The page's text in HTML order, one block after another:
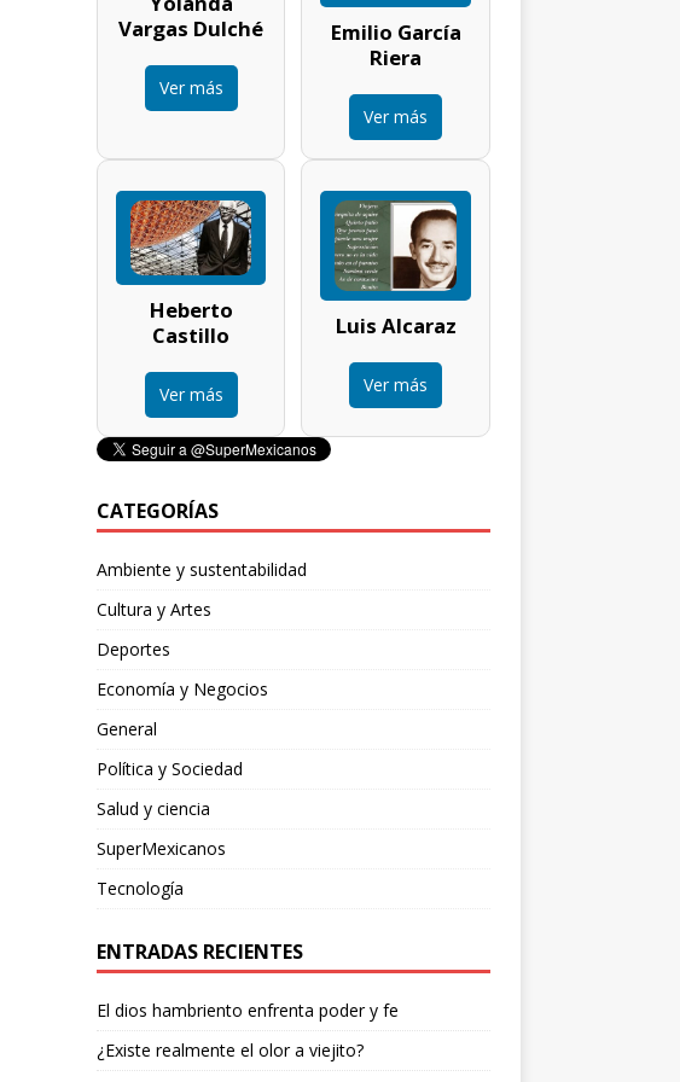
Vargas Dulché
Ver más
Emilio García
Riera
Ver más
Heberto
Castillo
Ver más
Luis Alcaraz
Ver más
CATEGORÍAS
Ambiente y sustentabilidad
Cultura y Artes
Deportes
Economía y Negocios
General
Política y Sociedad
Salud y ciencia
SuperMexicanos
Tecnología
ENTRADAS RECIENTES
El dios hambriento enfrenta poder y fe
¿Existe realmente el olor a viejito?